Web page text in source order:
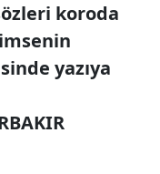
koroda
yazıya